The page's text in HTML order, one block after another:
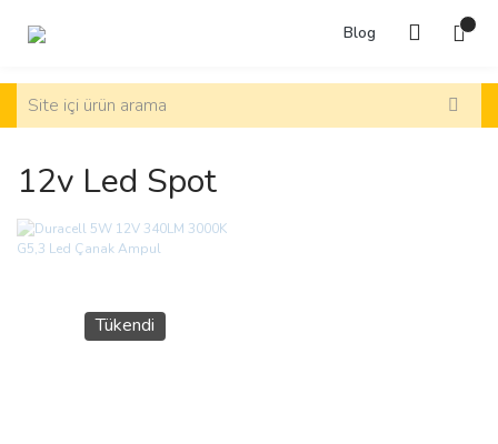
Blog
12v Led Spot
Tükendi